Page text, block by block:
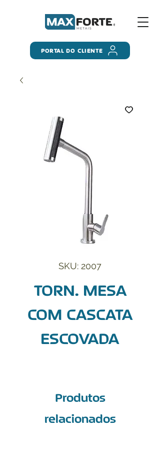
PORTAL DO CLIENTE
SKU: 2007
TORN. MESA
COM CASCATA
ESCOVADA
Produtos
relacionados